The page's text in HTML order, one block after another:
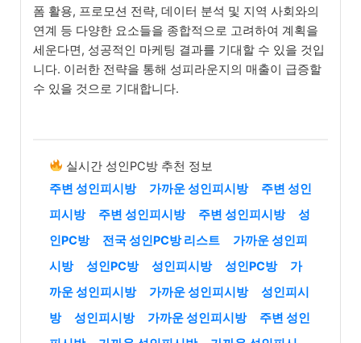
폼 활용, 프로모션 전략, 데이터 분석 및 지역 사회와의
연계 등 다양한 요소들을 종합적으로 고려하여 계획을
세운다면, 성공적인 마케팅 결과를 기대할 수 있을 것입
니다. 이러한 전략을 통해 성피라운지의 매출이 급증할
수 있을 것으로 기대합니다.
실시간 성인PC방 추천 정보
주변 성인피시방
가까운 성인피시방
주변 성인
피시방
주변 성인피시방 주변 성인피시방
성
인PC방
전국 성인PC방 리스트
가까운 성인피
시방
성인PC방 성인피시방 성인PC방
가
까운 성인피시방
가까운 성인피시방
성인피시
방
성인피시방 가까운 성인피시방
주변 성인